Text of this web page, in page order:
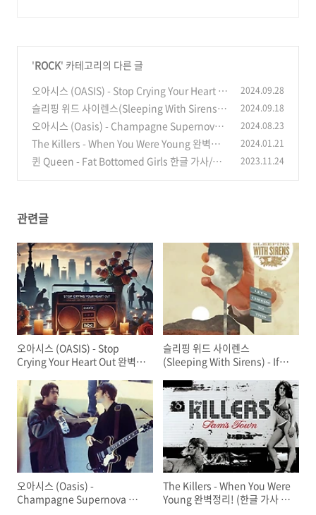
'ROCK' 카테고리의 다른 글
오아시스 (OASIS) - Stop Crying Your Heart O
ut 완벽정리! (한글 가사 해석, 뜻, 비하인드 스토
리, 듣기)
(0)
2024.09.28
슬리핑 위드 사이렌스(Sleeping With Sirens) -
If You Can't Hang 완벽정리! (한글 가사 해석,
뜻, 비하인드 스토리, 듣기)
(3)
2024.09.18
오아시스 (Oasis) - Champagne Supernova
완벽정리! (한글 가사 해석,뜻,비하인드 스토리)
(0)
2024.08.23
The Killers - When You Were Young 완벽정
리! (한글 가사 해석,뜻, 곡 정보) (0)
2024.01.21
퀸 Queen - Fat Bottomed Girls 한글 가사/해
2023.11.24
관련글
오아시스 (OASIS) - Stop
Crying Your Heart Out 완벽정
드 스토리, 듣기)
슬리핑 위드 사이렌스
(Sleeping With Sirens) - If
글 가사 해석, 뜻, 비하인드 스토
리, 듣기)
오아시스 (Oasis) -
Champagne Supernova 완
The Killers - When You Were
Young 완벽정리! (한글 가사 해